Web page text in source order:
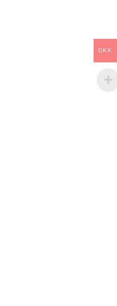
DKK